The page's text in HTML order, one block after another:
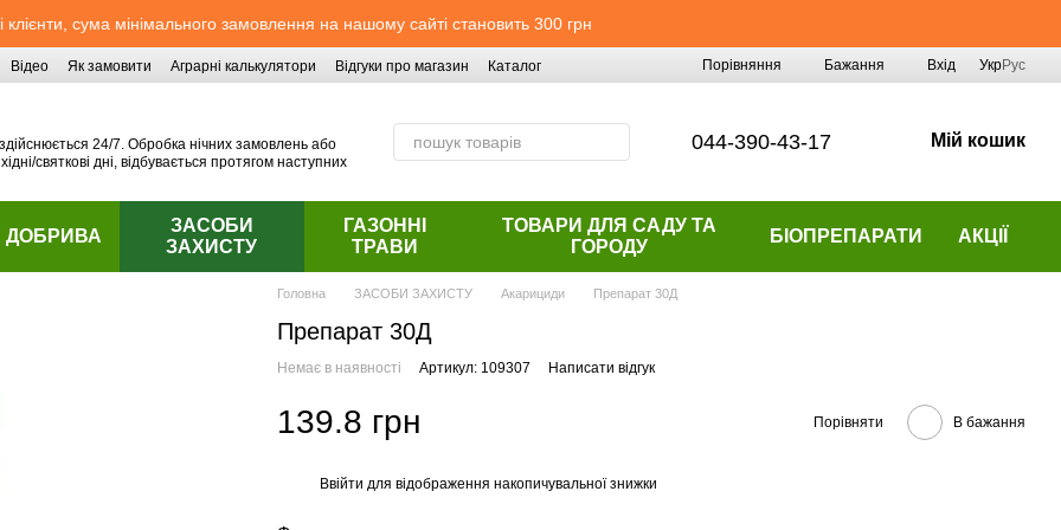
клієнти, сума мінімального замовлення на нашому сайті становить 300 грн
Відео Як замовити Аграрні калькулятори Відгуки про магазин Каталог Порівняння Бажання Вхід УкрРус
24/7. Обробка нічних замовлень або
святкові дні, відбувається протягом наступних
044-390-43-17 Мій кошик
ДОБРИВА
ЗАСОБИ
ЗАХИСТУ
ГАЗОННІ
ТРАВИ
ТОВАРИ ДЛЯ САДУ ТА
ГОРОДУ
БІОПРЕПАРАТИ АКЦІЇ
Головна ЗАСОБИ ЗАХИСТУ Акарициди Препарат 30Д
Препарат 30Д
Немає в наявності Артикул: 109307 Написати відгук
139.8 грн Порівняти В бажання
Ввійти для відображення накопичувальної знижки